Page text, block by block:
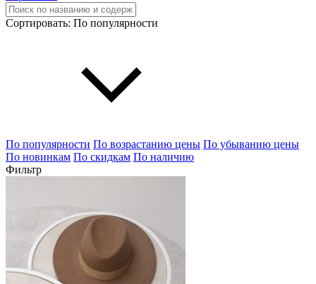
Сортировать: По популярности
По популярности По возрастанию цены По убыванию цены
По новинкам По скидкам По наличию
Фильтр